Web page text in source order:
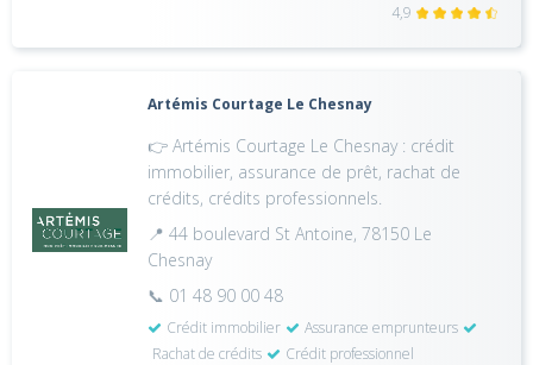
4,9
Artémis Courtage Le Chesnay
👉 Artémis Courtage Le Chesnay : crédit
immobilier, assurance de prêt, rachat de
crédits, crédits professionnels.
📍 44 boulevard St Antoine, 78150 Le
Chesnay
📞 01 48 90 00 48
Crédit immobilier
Assurance emprunteurs
Rachat de crédits
Crédit professionnel